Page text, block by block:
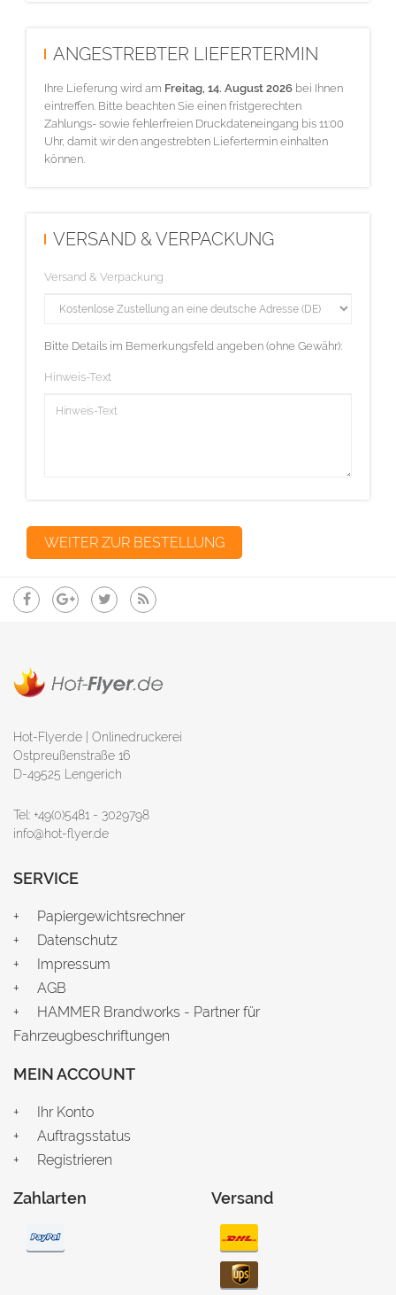
ANGESTREBTER LIEFERTERMIN
Ihre Lieferung wird am Freitag, 14. August 2026 bei Ihnen
eintreffen. Bitte beachten Sie einen fristgerechten
Zahlungs- sowie fehlerfreien Druckdateneingang bis 11:00
Uhr, damit wir den angestrebten Liefertermin einhalten
können.
VERSAND & VERPACKUNG
Versand & Verpackung
Bitte Details im Bemerkungsfeld angeben (ohne Gewähr):
Hinweis-Text
Hot-Flyer.de | Onlinedruckerei
Ostpreußenstraße 16
D-49525 Lengerich
Tel: +49(0)5481 - 3029798
info@hot-flyer.de
SERVICE
Papiergewichtsrechner
Datenschutz
Impressum
AGB
HAMMER Brandworks - Partner für
Fahrzeugbeschriftungen
MEIN ACCOUNT
Ihr Konto
Auftragsstatus
Registrieren
Zahlarten Versand